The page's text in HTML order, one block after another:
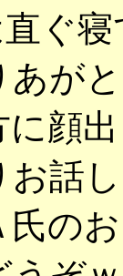
ぐ
あが
顔
お話
氏の